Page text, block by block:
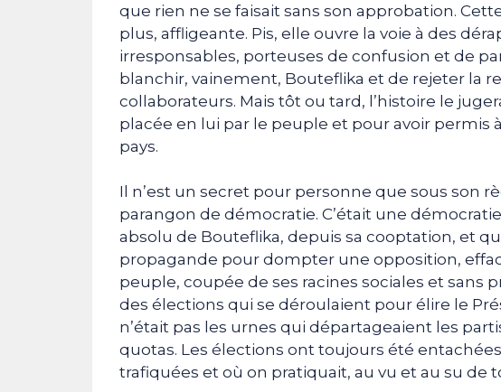
que rien ne se faisait sans son approbation.
plus, affligeante. Pis, elle ouvre la voie à des
irresponsables, porteuses de confusion et de
blanchir, vainement, Bouteflika et de rejeter la
collaborateurs. Mais tôt ou tard, l’histoire le
placée en lui par le peuple et pour avoir permis
pays.
Il n’est un secret pour personne que sous son
parangon de démocratie. C’était une
absolu de Bouteflika, depuis sa cooptation, et
propagande pour dompter une opposition,
peuple, coupée de ses racines sociales et sans
des élections qui se déroulaient pour élire le
n’était pas les urnes qui départageaient les
quotas. Les élections ont toujours été
trafiquées et où on pratiquait, au vu et au su de